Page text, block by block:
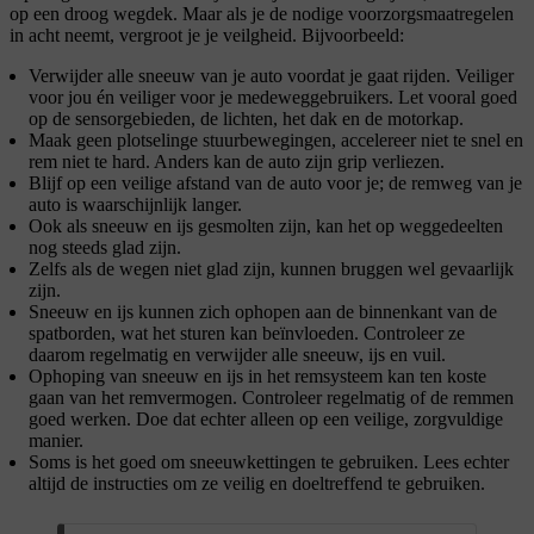
op een droog wegdek. Maar als je de nodige voorzorgsmaatregelen
in acht neemt, vergroot je je veilgheid. Bijvoorbeeld:
Verwijder alle sneeuw van je auto voordat je gaat rijden. Veiliger
voor jou én veiliger voor je medeweggebruikers. Let vooral goed
op de sensorgebieden, de lichten, het dak en de motorkap.
Maak geen plotselinge stuurbewegingen, accelereer niet te snel en
rem niet te hard. Anders kan de auto zijn grip verliezen.
Blijf op een veilige afstand van de auto voor je; de remweg van je
auto is waarschijnlijk langer.
Ook als sneeuw en ijs gesmolten zijn, kan het op weggedeelten
nog steeds glad zijn.
Zelfs als de wegen niet glad zijn, kunnen bruggen wel gevaarlijk
zijn.
Sneeuw en ijs kunnen zich ophopen aan de binnenkant van de
spatborden, wat het sturen kan beïnvloeden. Controleer ze
daarom regelmatig en verwijder alle sneeuw, ijs en vuil.
Ophoping van sneeuw en ijs in het remsysteem kan ten koste
gaan van het remvermogen. Controleer regelmatig of de remmen
goed werken. Doe dat echter alleen op een veilige, zorgvuldige
manier.
Soms is het goed om sneeuwkettingen te gebruiken. Lees echter
altijd de instructies om ze veilig en doeltreffend te gebruiken.